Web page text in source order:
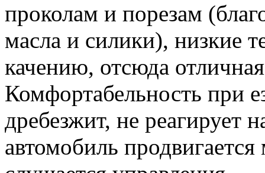
проколам и порезам
масла и силики), низкие
качению, отсюда
Комфортабельность при
дребезжит, не реагирует
автомобиль